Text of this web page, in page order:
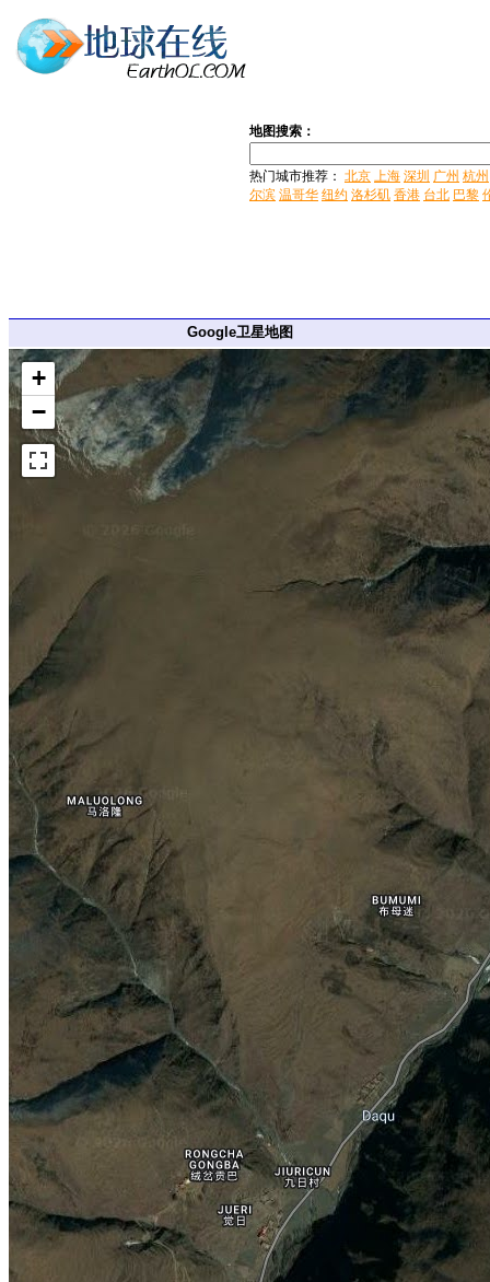
地图搜索：
热门城市推荐： 北京 上海 深圳 广州 杭州
尔滨 温哥华 纽约 洛杉矶 香港 台北 巴黎
Google卫星地图
+
−